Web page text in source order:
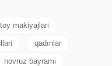
toy makiyajlari
qadınlar
novruz bayrami